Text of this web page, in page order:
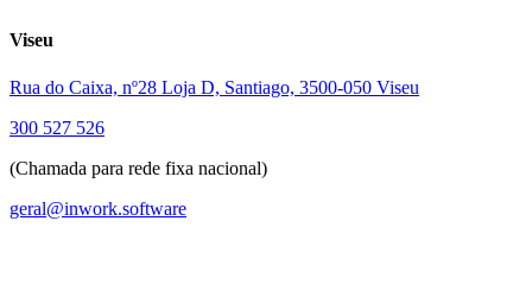
Viseu
Rua do Caixa, nº28 Loja D, Santiago, 3500-050 Viseu
300 527 526
(Chamada para rede fixa nacional)
geral@inwork.software